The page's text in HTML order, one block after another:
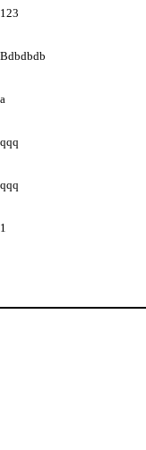
123
Bdbdbdb
a
qqq
qqq
1